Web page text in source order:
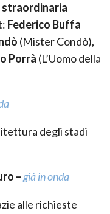
straordinaria
Federico Buffa
(Mister Condò),
Porrà (L’Uomo della
degli stadi
–già in onda
alle richieste